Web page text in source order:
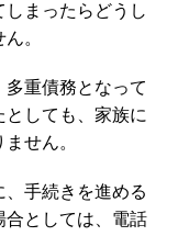
まったらどうし
。
重債務となって
としても、家族に
せん。
手続きを進める
合としては、電話